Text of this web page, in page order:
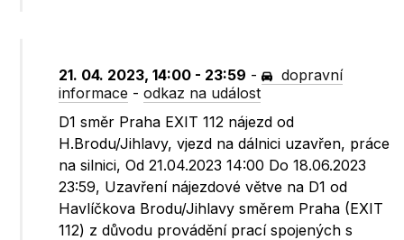
21. 04. 2023, 14:00 - 23:59 -
dopravní
informace -odkaz na událost
D1 směr Praha EXIT 112 nájezd od
H.Brodu/Jihlavy, vjezd na dálnici uzavřen, práce
na silnici, Od 21.04.2023 14:00 Do 18.06.2023
23:59, Uzavření nájezdové větve na D1 od
Havlíčkova Brodu/Jihlavy směrem Praha (EXIT
112) z důvodu provádění prací spojených s